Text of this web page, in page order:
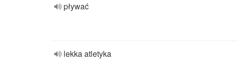
pływać
lekka atletyka